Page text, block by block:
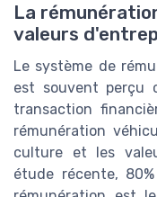
La
valeurs
Le système de
est souvent perçu
transaction
rémunération
culture et les
étude récente,